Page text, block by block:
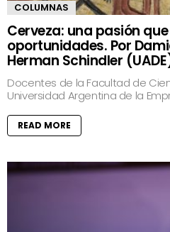
COLUMNAS
Cerveza: una pasión
oportunidades. Por
Herman Schindler
Docentes de la Facultad de
Universidad Argentina de la
READ MORE